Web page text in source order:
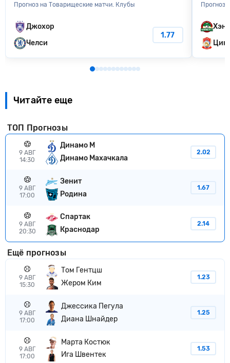
Прогноз на Товарищеские матчи. Клубы
Джохор
Челси
1.77
Прогноз
Читайте еще
ТОП Прогнозы
9 АВГ
14:30
Динамо М
Динамо Махачкала
2.02
9 АВГ
17:00
Зенит
Родина
1.67
9 АВГ
20:30
Спартак
Краснодар
2.14
Ещё прогнозы
9 АВГ
15:30
Том Гентцш
Жером Ким
1.23
9 АВГ
17:00
Джессика Пегула
Диана Шнайдер
1.25
9 АВГ
17:00
Марта Костюк
Ига Швентек
1.53